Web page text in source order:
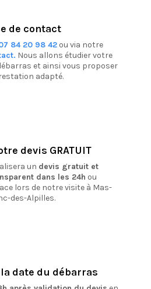
de contact
84 20 98 42 ou via notre
Nous allons étudier votre
et ainsi vous proposer
adapté.
devis GRATUIT
un devis gratuit et
dans les 24h ou
lors de notre visite à Mas-
des-Alpilles.
date du débarras